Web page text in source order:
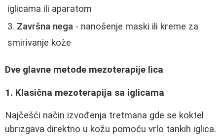
iglicama ili aparatom
Završna nega - nanošenje maski ili kreme za
smirivanje kože
Dve glavne metode mezoterapije lica
1. Klasična mezoterapija sa iglicama
Najčešći način izvođenja tretmana gde se koktel
ubrizgava direktno u kožu pomoću vrlo tankih iglica.